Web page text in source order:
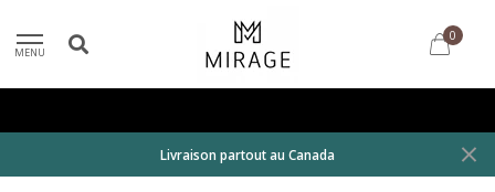
MENU
0
Livraison partout au Canada